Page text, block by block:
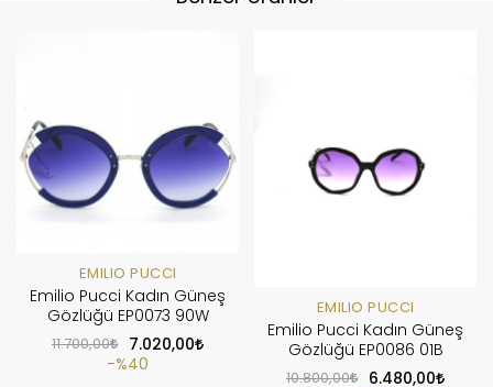
EMILIO PUCCI
Emilio Pucci Kadın Güneş
Gözlüğü EP0073 90W
11.700,00
7.020,00
%40
EMILIO PUCCI
Emilio Pucci Kadın Güneş
Gözlüğü EP0086 01B
10.800,00
6.480,00